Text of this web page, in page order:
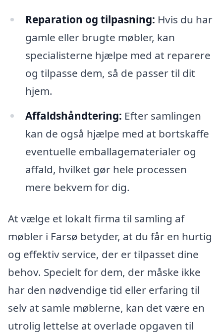
Reparation og tilpasning: Hvis du har
gamle eller brugte møbler, kan
specialisterne hjælpe med at reparere
og tilpasse dem, så de passer til dit
hjem.
Affaldshåndtering: Efter samlingen
kan de også hjælpe med at bortskaffe
eventuelle emballagematerialer og
affald, hvilket gør hele processen
mere bekvem for dig.
At vælge et lokalt firma til samling af
møbler i Farsø betyder, at du får en hurtig
og effektiv service, der er tilpasset dine
behov. Specielt for dem, der måske ikke
har den nødvendige tid eller erfaring til
selv at samle møblerne, kan det være en
utrolig lettelse at overlade opgaven til